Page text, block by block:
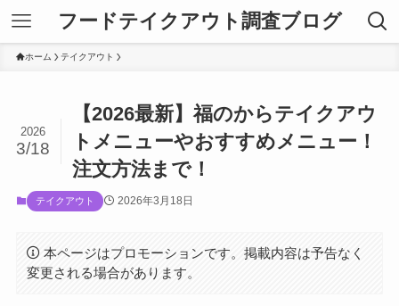
フードテイクアウト調査ブログ
ホーム テイクアウト
【2026最新】福のからテイクアウ
トメニューやおすすめメニュー！
注文方法まで！
2026
3/18
テイクアウト 2026年3月18日
本ページはプロモーションです。掲載内容は予告なく
変更される場合があります。